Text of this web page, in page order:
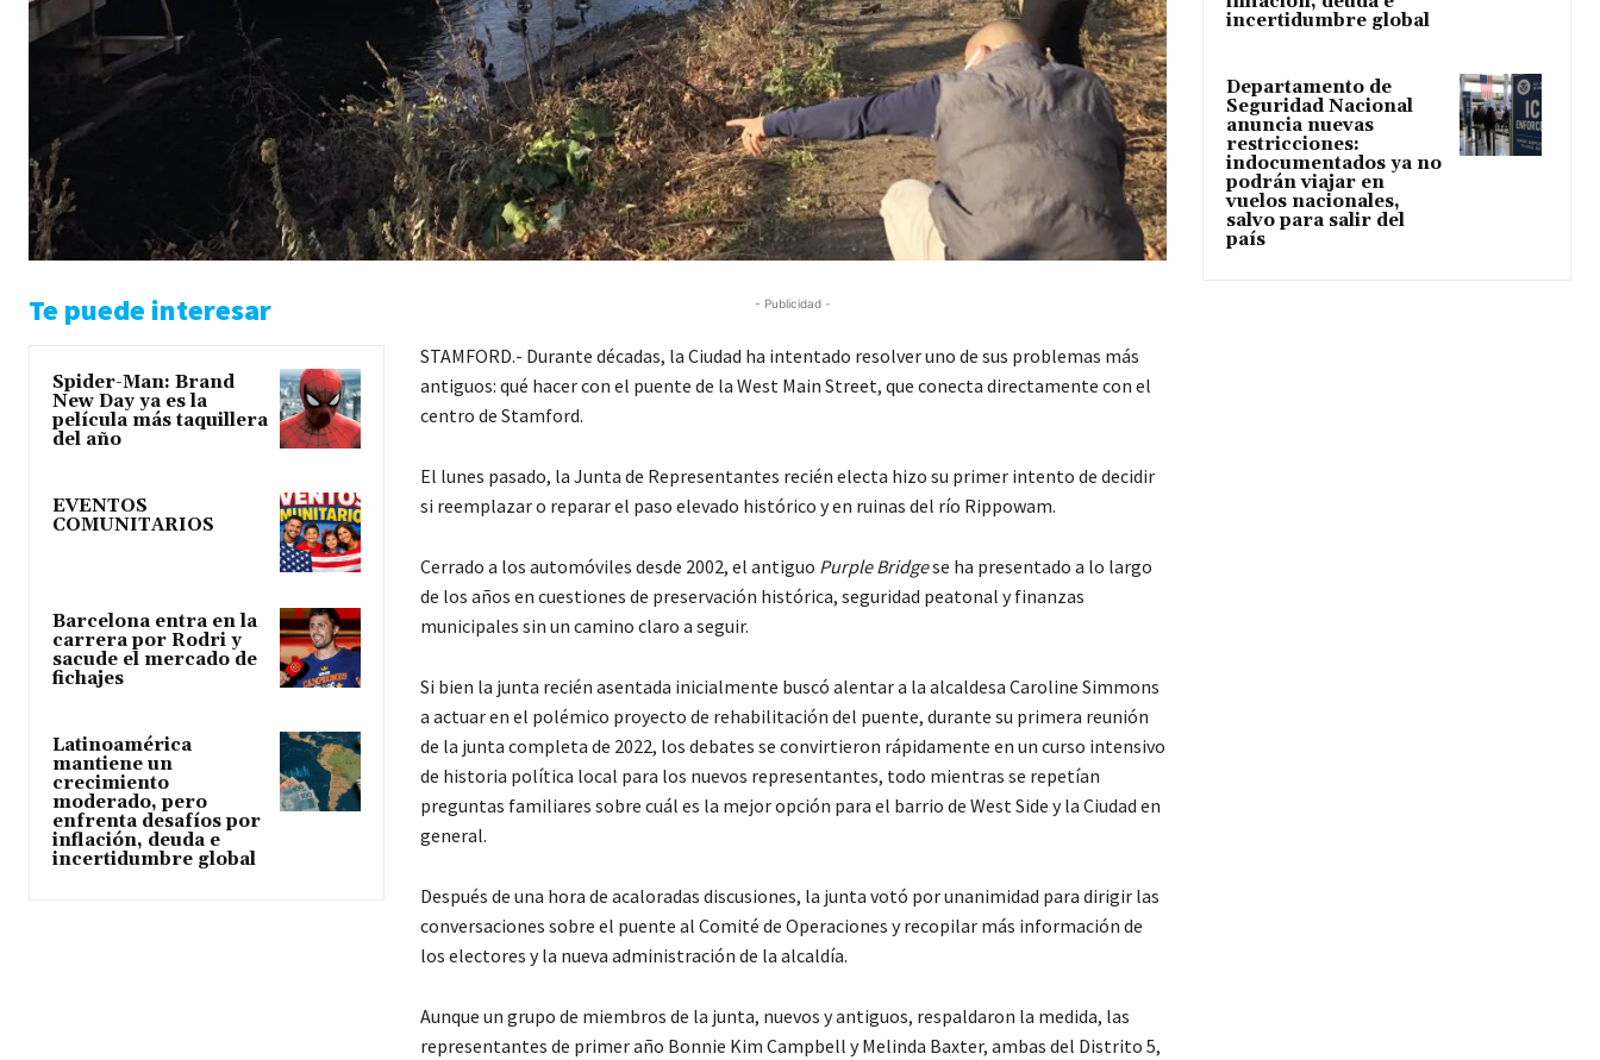
Te puede interesar
Spider-Man: Brand
New Day ya es la
película más taquillera
del año
EVENTOS
COMUNITARIOS
Barcelona entra en la
carrera por Rodri y
sacude el mercado de
fichajes
Latinoamérica
mantiene un
crecimiento
moderado, pero
enfrenta desafíos por
inflación, deuda e
incertidumbre global
- Publicidad -
STAMFORD.- Durante décadas, la Ciudad ha intentado resolver uno de sus problemas más
antiguos: qué hacer con el puente de la West Main Street, que conecta directamente con el
centro de Stamford.
El lunes pasado, la Junta de Representantes recién electa hizo su primer intento de decidir
si reemplazar o reparar el paso elevado histórico y en ruinas del río Rippowam.
Cerrado a los automóviles desde 2002, el antiguo Purple Bridgese ha presentado a lo largo
de los años en cuestiones de preservación histórica, seguridad peatonal y finanzas
municipales sin un camino claro a seguir.
Si bien la junta recién asentada inicialmente buscó alentar a la alcaldesa Caroline Simmons
a actuar en el polémico proyecto de rehabilitación del puente, durante su primera reunión
de la junta completa de 2022, los debates se convirtieron rápidamente en un curso intensivo
de historia política local para los nuevos representantes, todo mientras se repetían
preguntas familiares sobre cuál es la mejor opción para el barrio de West Side y la Ciudad en
general.
Después de una hora de acaloradas discusiones, la junta votó por unanimidad para dirigir las
conversaciones sobre el puente al Comité de Operaciones y recopilar más información de
los electores y la nueva administración de la alcaldía.
Aunque un grupo de miembros de la junta, nuevos y antiguos, respaldaron la medida, las
representantes de primer año Bonnie Kim Campbell y Melinda Baxter, ambas del Distrito 5,
incertidumbre global
Departamento de
Seguridad Nacional
anuncia nuevas
restricciones:
indocumentados ya no
podrán viajar en
vuelos nacionales,
salvo para salir del
país